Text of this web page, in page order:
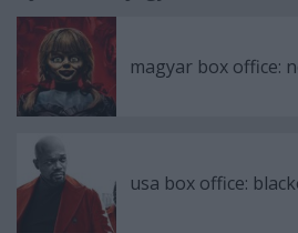
magyar box office:
usa box office: